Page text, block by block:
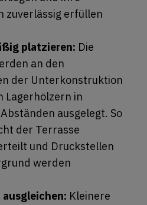
zuverlässig erfüllen
platzieren: Die
an den
der Unterkonstruktion
Lagerhölzern in
ausgelegt. So
der Terrasse
und Druckstellen
werden
Kleinere